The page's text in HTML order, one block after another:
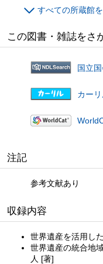
すべての所蔵館
この図書・雑誌をさ
国立
カー
注記
参考文献あり
収録内容
世界遺産を活用し
世界遺産の統合地
人 [著]